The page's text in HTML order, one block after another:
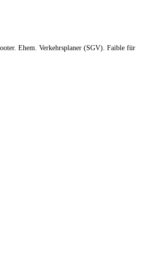
Ehem. Verkehrsplaner (SGV). Faible für